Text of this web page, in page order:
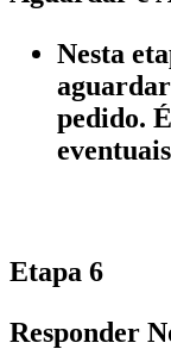
Nesta
pedido.
Etapa 6
Responder